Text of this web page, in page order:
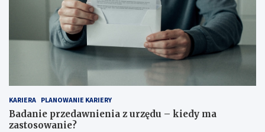
KARIERA PLANOWANIE KARIERY
Badanie przedawnienia z urzędu – kiedy ma
zastosowanie?